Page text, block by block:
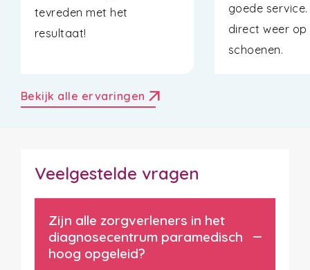
tevreden met het
resultaat!
goede service.
direct weer op
schoenen.
Bekijk alle ervaringen arrow_outward
Veelgestelde vragen
Zijn alle zorgverleners in het
diagnosecentrum paramedisch
hoog opgeleid?